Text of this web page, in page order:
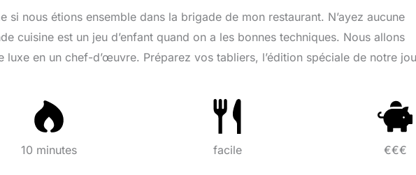
si nous étions ensemble dans la brigade de mon restaurant. N’ayez aucune
cuisine est un jeu d’enfant quand on a les bonnes techniques. Nous allons
en un chef-d’œuvre. Préparez vos tabliers, l’édition spéciale de notre
10 minutes facile €€€